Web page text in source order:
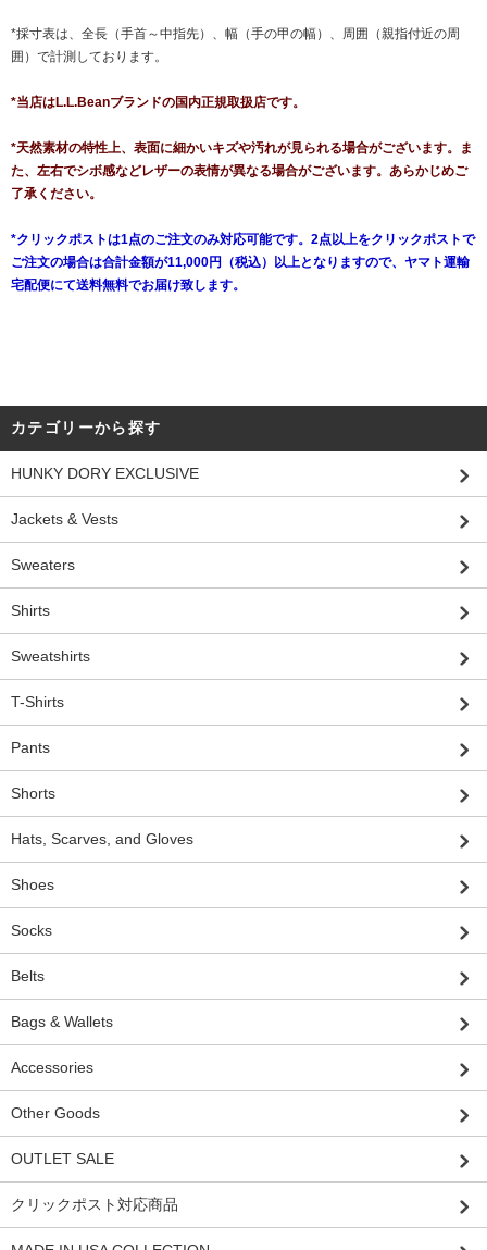
*採寸表は、全長（手首～中指先）、幅（手の甲の幅）、周囲（親指付近の周
囲）で計測しております。
*当店はL.L.Beanブランドの国内正規取扱店です。
*天然素材の特性上、表面に細かいキズや汚れが見られる場合がございます。ま
た、左右でシボ感などレザーの表情が異なる場合がございます。あらかじめご
了承ください。
*クリックポストは1点のご注文のみ対応可能です。2点以上をクリックポストで
ご注文の場合は合計金額が11,000円（税込）以上となりますので、ヤマト運輸
宅配便にて送料無料でお届け致します。
カテゴリーから探す
HUNKY DORY EXCLUSIVE
Jackets & Vests
Sweaters
Shirts
Sweatshirts
T-Shirts
Pants
Shorts
Hats, Scarves, and Gloves
Shoes
Socks
Belts
Bags & Wallets
Accessories
Other Goods
OUTLET SALE
クリックポスト対応商品